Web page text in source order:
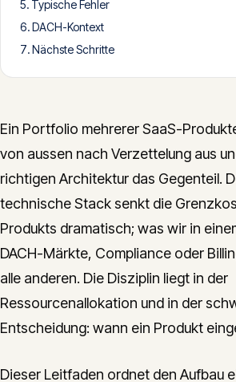
Gotthardstrasse 30, 6300 Zug
Typische Fehler
DACH-Kontext
Nächste Schritte
Ein Portfolio mehrerer SaaS-
von aussen nach Verzettelung aus
richtigen Architektur das Gegenteil.
technische Stack senkt die
Produkts dramatisch; was wir in
DACH-Märkte, Compliance oder
alle anderen. Die Disziplin liegt in der
Ressourcenallokation und in der
Entscheidung: wann ein Produkt
Dieser Leitfaden ordnet den Aufbau